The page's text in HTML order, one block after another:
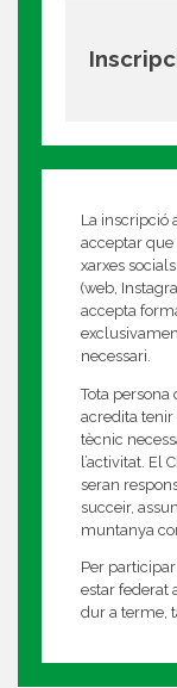
La inscripció
acceptar que
xarxes
(web,
accepta
necessari.
Tota persona
acredita
tècnic
l’activitat. El
seran
succeir,
muntanya
Per
estar federat
dur a terme,